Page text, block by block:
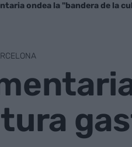
ondea la "bandera de la